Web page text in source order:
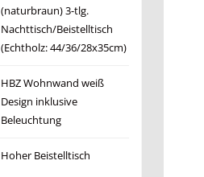
(naturbraun) 3-tlg.
Nachttisch/Beistelltisch
(Echtholz: 44/36/28x35cm)
HBZ Wohnwand weiß
Design inklusive
Beleuchtung
Hoher Beistelltisch